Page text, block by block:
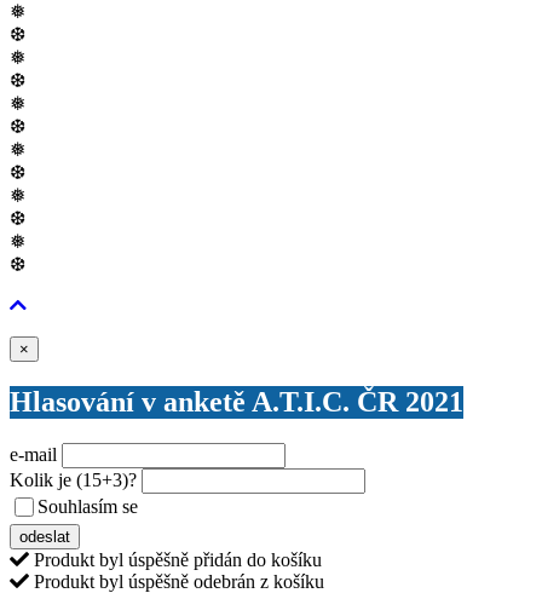
❅
❆
❅
❆
❅
❆
❅
❆
❅
❆
❅
❆
×
Hlasování v anketě A.T.I.C. ČR 2021
e-mail
Kolik je (15+3)?
Souhlasím se
odeslat
Produkt byl úspěšně přidán do košíku
Produkt byl úspěšně odebrán z košíku